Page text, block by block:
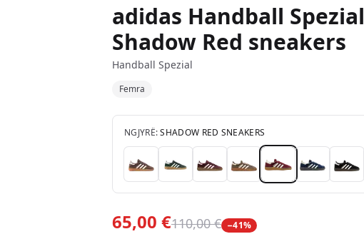
adidas Handball Spezial
Shadow Red sneakers
Handball Spezial
Femra
NGJYRË:SHADOW RED SNEAKERS
65,00 €110,00 € −41%